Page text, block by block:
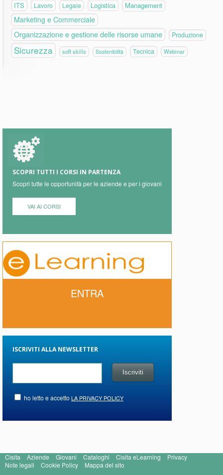
ITS
Lavoro Legale Logistica Management
Marketing e Commerciale
Organizzazione e gestione delle risorse umane Produzione
Sicurezza soft skills Sostenibilità Tecnica Webinar
SCOPRI TUTTI I CORSI IN PARTENZA
Scopri tutte le opportunità per le aziende e per i giovani
VAI AI CORSI
ENTRA
ISCRIVITI ALLA NEWSLETTER
ho letto e accetto LA PRIVACY POLICY
Cisita Aziende Giovani Cataloghi Cisita eLearning
Privacy
Note legali
Cookie Policy Mappa del sito